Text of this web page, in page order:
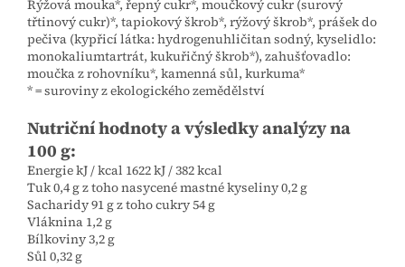
Rýžová mouka*, řepný cukr*, moučkový cukr (surový
třtinový cukr)*, tapiokový škrob*, rýžový škrob*, prášek do
pečiva (kypřicí látka: hydrogenuhličitan sodný, kyselidlo:
monokaliumtartrát, kukuřičný škrob*), zahušťovadlo:
moučka z rohovníku*, kamenná sůl, kurkuma*
* = suroviny z ekologického zemědělství
Nutriční hodnoty a výsledky analýzy na
100 g:
Energie kJ / kcal 1622 kJ / 382 kcal
Tuk 0,4 g z toho nasycené mastné kyseliny 0,2 g
Sacharidy 91 g z toho cukry 54 g
Vláknina 1,2 g
Bílkoviny 3,2 g
Sůl 0,32 g